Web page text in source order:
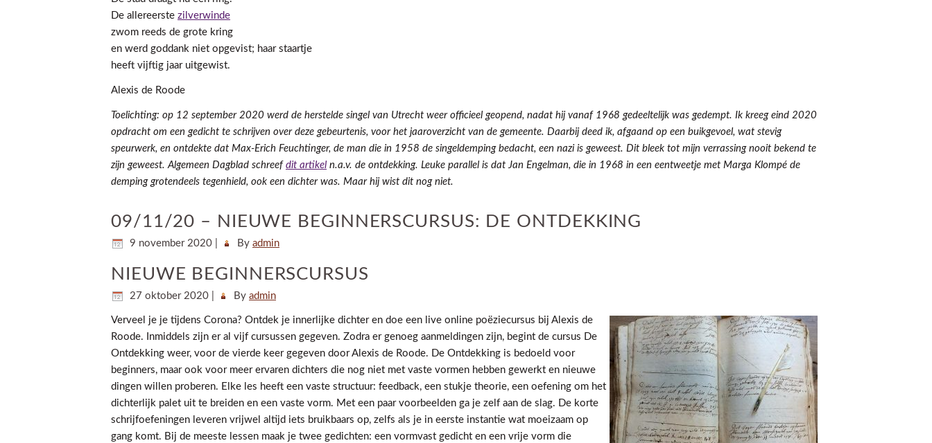
De allereerste zilverwinde
zwom reeds de grote kring
en werd goddank niet opgevist; haar staartje
heeft vijftig jaar uitgewist.
Alexis de Roode
Toelichting: op 12 september 2020 werd de herstelde singel van Utrecht weer officieel geopend, nadat hij vanaf 1968 gedeeltelijk was gedempt. Ik kreeg eind 2020
opdracht om een gedicht te schrijven over deze gebeurtenis, voor het jaaroverzicht van de gemeente. Daarbij deed ik, afgaand op een buikgevoel, wat stevig
speurwerk, en ontdekte dat Max-Erich Feuchtinger, de man die in 1958 de singeldemping bedacht, een nazi is geweest. Dit bleek tot mijn verrassing nooit bekend te
zijn geweest. Algemeen Dagblad schreef dit artikel n.a.v. de ontdekking. Leuke parallel is dat Jan Engelman, die in 1968 in een eentweetje met Marga Klompé de
demping grotendeels tegenhield, ook een dichter was. Maar hij wist dit nog niet.
09/11/20 – NIEUWE BEGINNERSCURSUS: DE ONTDEKKING
9 november 2020 By admin
NIEUWE BEGINNERSCURSUS
27 oktober 2020 By admin
Verveel je je tijdens Corona? Ontdek je innerlijke dichter en doe een live online poëziecursus bij Alexis de
Roode. Inmiddels zijn er al vijf cursussen gegeven. Zodra er genoeg aanmeldingen zijn, begint de cursus De
Ontdekking weer, voor de vierde keer gegeven door Alexis de Roode. De Ontdekking is bedoeld voor
beginners, maar ook voor meer ervaren dichters die nog niet met vaste vormen hebben gewerkt en nieuwe
dingen willen proberen. Elke les heeft een vaste structuur: feedback, een stukje theorie, een oefening om het
dichterlijk palet uit te breiden en een vaste vorm. Met een paar voorbeelden ga je zelf aan de slag. De korte
schrijfoefeningen leveren vrijwel altijd iets bruikbaars op, zelfs als je in eerste instantie wat moeizaam op
gang komt. Bij de meeste lessen maak je twee gedichten: een vormvast gedicht en een vrije vorm die